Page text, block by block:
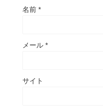
名前 *
メール *
サイト